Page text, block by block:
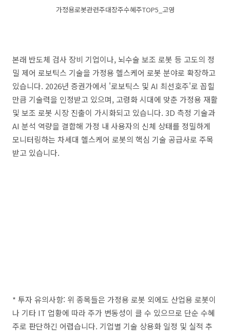
가정용로봇관련주대장주수혜주TOP5_고영
본래 반도체 검사 장비 기업이나, 뇌수술 보조 로봇 등 고도의 정
밀 제어 로보틱스 기술을 가정용 헬스케어 로봇 분야로 확장하고
있습니다. 2026년 증권가에서 '로보틱스 및 AI 최선호주'로 꼽힐
만큼 기술력을 인정받고 있으며, 고령화 시대에 맞춘 가정용 재활
및 보조 로봇 시장 진출이 가시화되고 있습니다. 3D 측정 기술과
AI 분석 역량을 결합해 가정 내 사용자의 신체 상태를 정밀하게
모니터링하는 차세대 헬스케어 로봇의 핵심 기술 공급사로 주목
받고 있습니다.
* 투자 유의사항: 위 종목들은 가정용 로봇 외에도 산업용 로봇이
나 기타 IT 업황에 따라 주가 변동성이 클 수 있으므로 단순 수혜
주로 판단하긴 어렵습니다. 기업별 기술 상용화 일정 및 실적 추